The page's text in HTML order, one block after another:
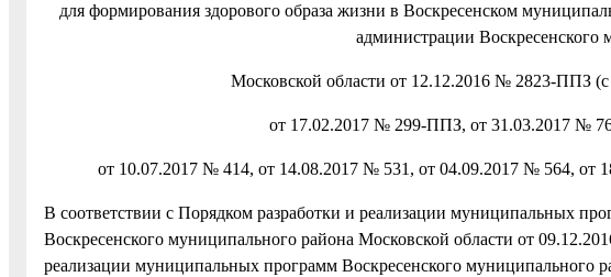
для формирования здорового образа жизни в Воскресенском
администрации Воскресенского
Московской области от 12.12.2016 № 2823-ППЗ
от 17.02.2017 № 299-ППЗ, от 31.03.2017 №
от 10.07.2017 № 414, от 14.08.2017 № 531, от 04.09.2017 № 564,
В соответствии с Порядком разработки и реализации муниципальных
Воскресенского муниципального района Московской области от
реализации муниципальных программ Воскресенского муниципального